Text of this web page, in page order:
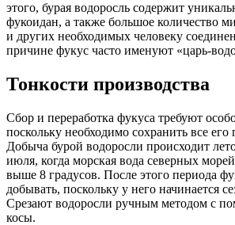
этого, бурая водоросль содержит
фукоидан, а также большое количество
и других необходимых человеку
причине фукус часто именуют «царь-
Тонкости производства
Сбор и переработка фукуса требуют
поскольку необходимо сохранить все его
Добыча бурой водоросли происходит
июля, когда морская вода северных
выше 8 градусов. После этого периода
добывать, поскольку у него начинается
Срезают водоросли ручным методом с
косы.